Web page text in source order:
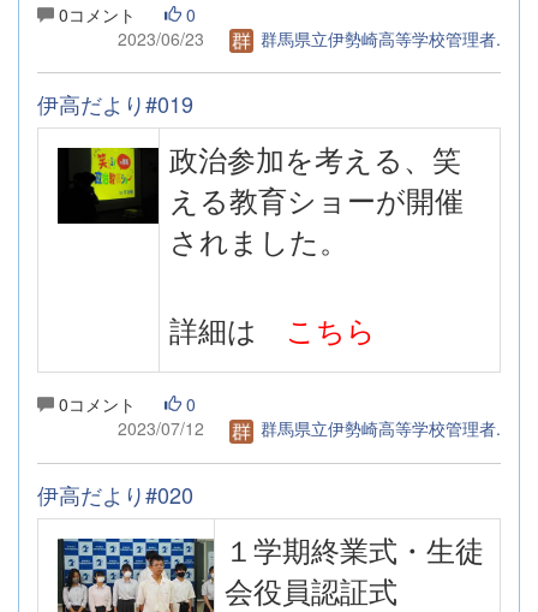
0コメント
0
2023/06/23
群馬県立伊勢崎高等学校管理者.
伊高だより#019
政治参加を考える、笑
える教育ショーが開催
されました。
詳細は こちら
0コメント
0
2023/07/12
群馬県立伊勢崎高等学校管理者.
伊高だより#020
１学期終業式・生徒
会役員認証式